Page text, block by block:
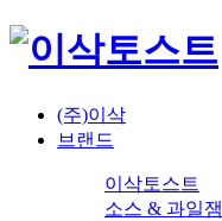
(주)이삭
브랜드
이삭토스트
소스 & 과일잼